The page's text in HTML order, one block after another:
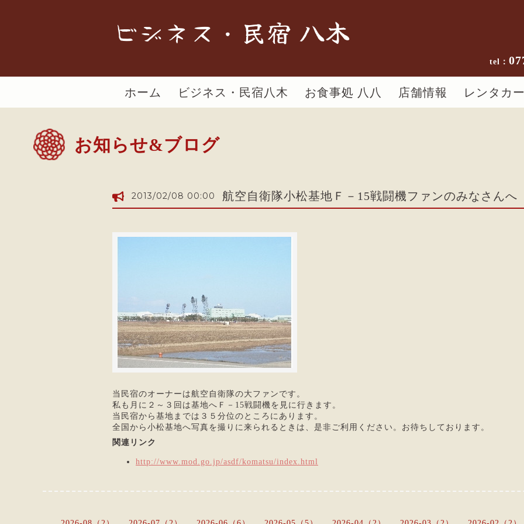
ビジネス・民宿 八木
ホーム ビジネス・民宿八木 お食事処 八八 店舗情報 レンタカ
お知らせ&ブログ
2013/02/08 00:00 航空自衛隊小松基地Ｆ－15戦闘機ファンのみなさんへ
当民宿のオーナーは航空自衛隊の大ファンです。
私も月に２～３回は基地へＦ－15戦闘機を見に行きます。
当民宿から基地までは３５分位のところにあります。
全国から小松基地へ写真を撮りに来られるときは、是非ご利用ください。お待ちしております。
関連リンク
http://www.mod.go.jp/asdf/komatsu/index.html